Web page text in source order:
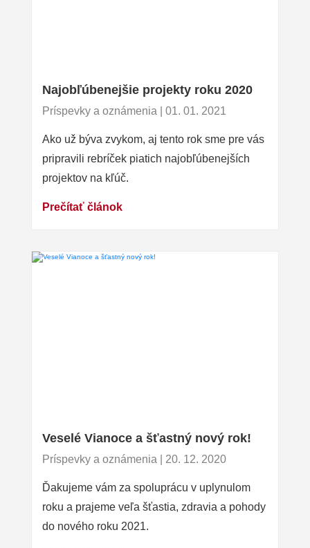
Najobľúbenejšie projekty roku 2020
Príspevky a oznámenia | 01. 01. 2021
Ako už býva zvykom, aj tento rok sme pre vás
pripravili rebríček piatich najobľúbenejších
projektov na kľúč.
Prečítať článok
Veselé Vianoce a šťastný nový rok!
Príspevky a oznámenia | 20. 12. 2020
Ďakujeme vám za spoluprácu v uplynulom
roku a prajeme veľa šťastia, zdravia a pohody
do nového roku 2021.